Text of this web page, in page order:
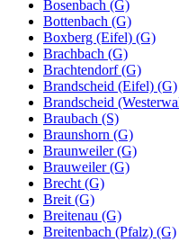
Bosenbach (G)
Bottenbach (G)
Boxberg (Eifel) (G)
Brachbach (G)
Brachtendorf (G)
Brandscheid (Eifel) (G)
Brandscheid
Braubach (S)
Braunshorn (G)
Braunweiler (G)
Brauweiler (G)
Brecht (G)
Breit (G)
Breitenau (G)
Breitenbach (Pfalz) (G)